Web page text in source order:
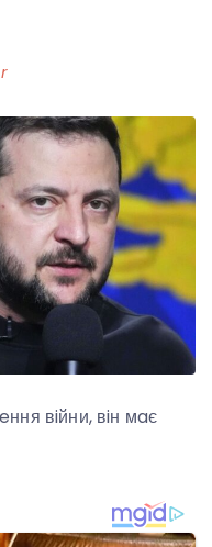
вiйни, вiн мaє